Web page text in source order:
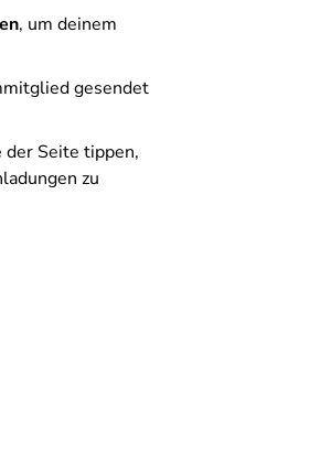
, um deinem
gesendet
der Seite tippen,
zu